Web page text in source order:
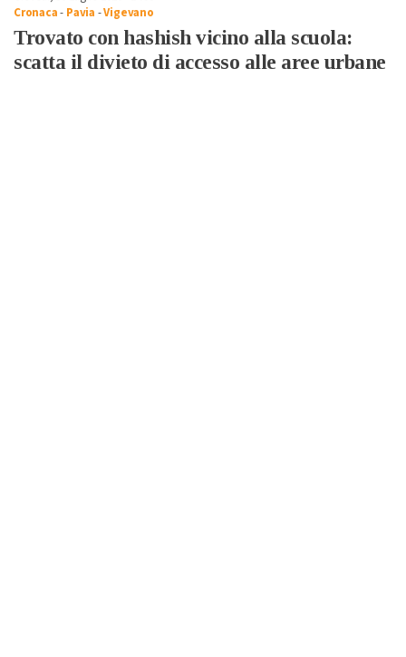
Cronaca- Pavia -Vigevano
Trovato con hashish vicino alla scuola:
scatta il divieto di accesso alle aree urbane